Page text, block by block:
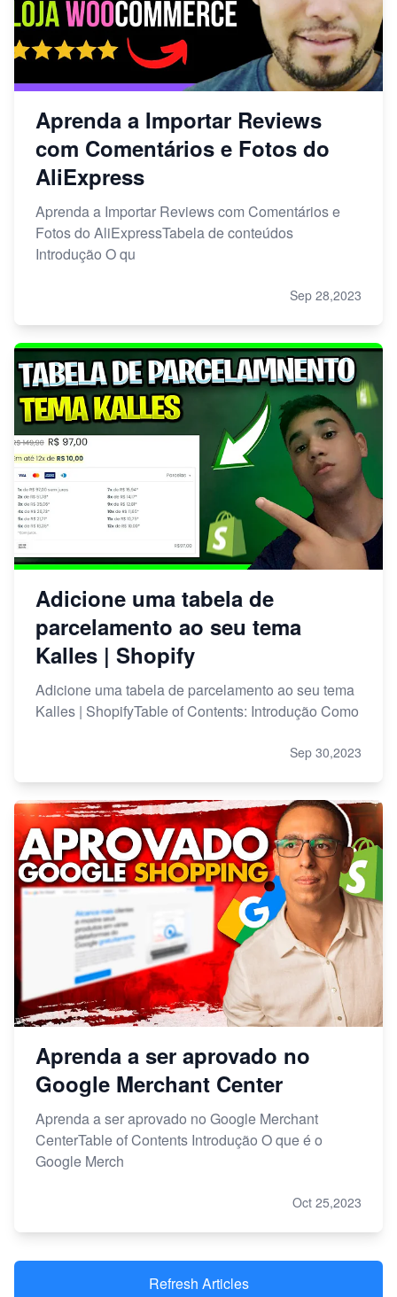
Aprenda a Importar Reviews
com Comentários e Fotos do
AliExpress
Aprenda a Importar Reviews com Comentários e
Fotos do AliExpressTabela de conteúdos
Introdução O qu
Sep 28,2023
Adicione uma tabela de
parcelamento ao seu tema
Kalles | Shopify
Adicione uma tabela de parcelamento ao seu tema
Kalles | ShopifyTable of Contents: Introdução Como
Sep 30,2023
Aprenda a ser aprovado no
Google Merchant Center
Aprenda a ser aprovado no Google Merchant
CenterTable of Contents Introdução O que é o
Google Merch
Oct 25,2023
Refresh Articles